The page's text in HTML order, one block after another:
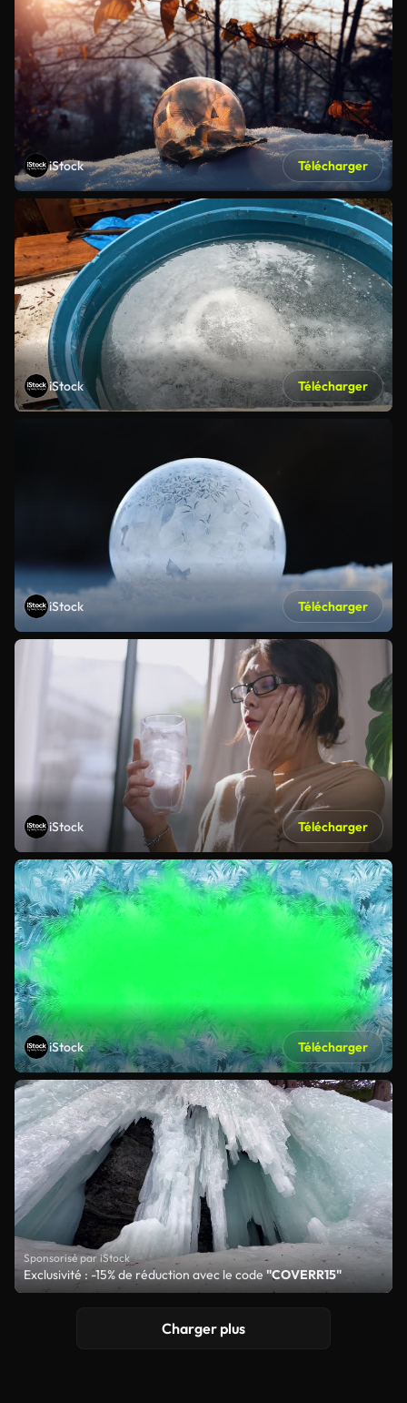
iStock Télécharger
iStock Télécharger
iStock Télécharger
iStock Télécharger
iStock Télécharger
Sponsorisé par iStock
Exclusivité : -15% de réduction avec le code"COVERR15"
Charger plus